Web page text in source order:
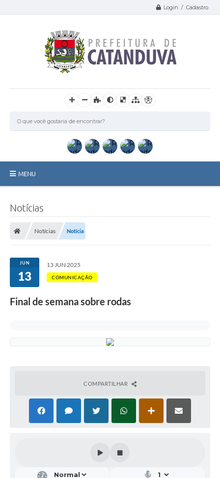
Login / Cadastro
MENU
Licitações / PCA
Transparência
Notícias
Notícias Notícia
JUN
13
13 JUN 2025
COMUNICAÇÃO
Final de semana sobre rodas
COMPARTILHAR